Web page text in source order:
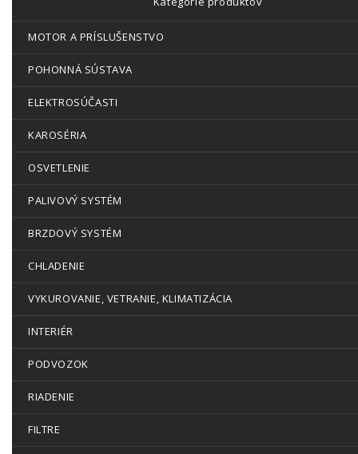
MOTOR A PRÍSLUŠENSTVO
POHONNÁ SÚSTAVA
ELEKTROSÚČASTI
KAROSÉRIA
OSVETLENIE
PALIVOVÝ SYSTÉM
BRZDOVÝ SYSTÉM
CHLADENIE
VYKUROVANIE, VETRANIE, KLIMATIZÁCIA
INTERIÉR
PODVOZOK
RIADENIE
FILTRE